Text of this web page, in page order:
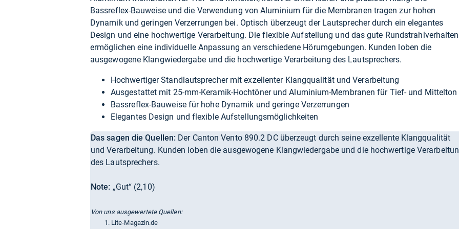
Bassreflex-Bauweise und die Verwendung von Aluminium für die Membranen tragen zur hohen
Dynamik und geringen Verzerrungen bei. Optisch überzeugt der Lautsprecher durch ein elegantes
Design und eine hochwertige Verarbeitung. Die flexible Aufstellung und das gute Rundstrahlverhalten
ermöglichen eine individuelle Anpassung an verschiedene Hörumgebungen. Kunden loben die
ausgewogene Klangwiedergabe und die hochwertige Verarbeitung des Lautsprechers.
Hochwertiger Standlautsprecher mit exzellenter Klangqualität und Verarbeitung
Ausgestattet mit 25-mm-Keramik-Hochtöner und Aluminium-Membranen für Tief- und Mittelton
Bassreflex-Bauweise für hohe Dynamik und geringe Verzerrungen
Elegantes Design und flexible Aufstellungsmöglichkeiten
Das sagen die Quellen: Der Canton Vento 890.2 DC überzeugt durch seine exzellente Klangqualität
und Verarbeitung. Kunden loben die ausgewogene Klangwiedergabe und die hochwertige
des Lautsprechers.
Note: „Gut“ (2,10)
Von uns ausgewertete Quellen:
Lite-Magazin.de